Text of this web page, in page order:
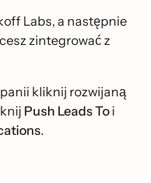
Labs, a następnie
zintegrować z
kliknij rozwijaną
Push Leads To i
.